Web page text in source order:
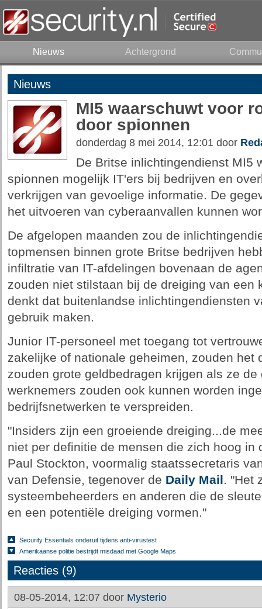
Nieuws Achtergrond
Nieuws
MI5 waarschuwt voor
door spionnen
donderdag 8 mei 2014, 12:01 door
De Britse inlichtingendienst MI5
spionnen mogelijk IT'ers bij bedrijven en
verkrijgen van gevoelige informatie. De
het uitvoeren van cyberaanvallen kunnen
De afgelopen maanden zou de
topmensen binnen grote Britse bedrijven
infiltratie van IT-afdelingen bovenaan de
zouden niet stilstaan bij de dreiging van een
denkt dat buitenlandse inlichtingendiensten
gebruik maken.
Junior IT-personeel met toegang tot
zakelijke of nationale geheimen, zouden het
zouden grote geldbedragen krijgen als ze
werknemers zouden ook kunnen worden
bedrijfsnetwerken te verspreiden.
"Insiders zijn een groeiende dreiging...de
niet per definitie de mensen die zich hoog in
Paul Stockton, voormalig staatssecretaris
van Defensie, tegenover de Daily Mail. "Het
systeembeheerders en anderen die de
en een potentiële dreiging vormen."
Security Essentials onderuit tijdens anti-virustest
Amerikaanse politie bestrijdt misdaad met Google Maps
Reacties (9)
08-05-2014, 12:07 door Mysterio